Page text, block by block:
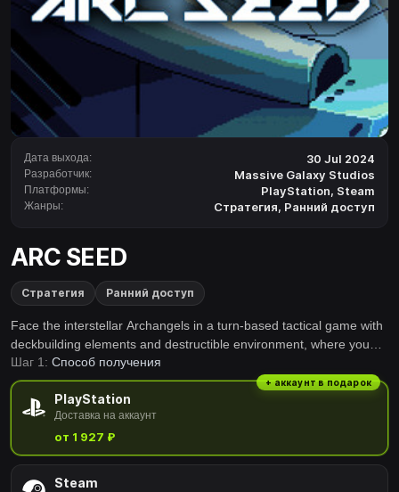
Дата выхода: 30 Jul 2024
Разработчик: Massive Galaxy Studios
Платформы: PlayStation, Steam
Жанры: Стратегия, Ранний доступ
ARC SEED
Стратегия Ранний доступ
Face the interstellar Archangels in a turn-based tactical game with
deckbuilding elements and destructible environment, where you
pilot powerful mechs to save the Earth from destruction.
Шаг 1: Способ получения
PlayStation
Доставка на аккаунт
от 1 927 ₽
+ аккаунт в подарок
Steam